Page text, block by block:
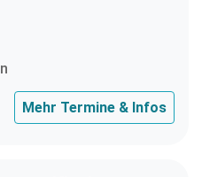
Mehr Termine & Infos